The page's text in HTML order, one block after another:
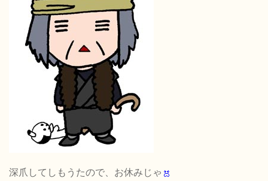
深爪してしもうたので、お休みじゃ